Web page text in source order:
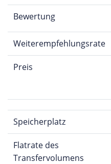
Bewertung
Weiterempfehlungsrate
Preis
Speicherplatz
Flatrate des
Transfervolumens